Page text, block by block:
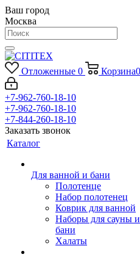
Ваш город
Москва
Отложенные 0 Корзина0
+7-962-760-18-10
+7-962-760-18-10
+7-844-260-18-10
Заказать звонок
Каталог
Для ванной и бани
Полотенце
Набор полотенец
Коврик для ванной
Наборы для сауны и
бани
Халаты